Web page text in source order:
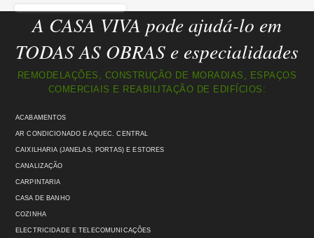
A CASA VIVA pode ajudá-lo em
TODAS AS OBRAS e especialidades
REMODELAÇÕES, CONSTRUÇÃO DE MORADIAS, ESPAÇOS
COMERCIAIS E REABILITAÇÃO DE EDIFÍCIOS:
ACABAMENTOS
AR CONDICIONADO E AQUEC. CENTRAL
CAIXILHARIA (JANELAS, PORTAS) E ESTORES
CANALIZAÇÃO
CARPINTARIA
CASA DE BANHO
COZINHA
ELECTRICIDADE E TELECOMUNICAÇÕES